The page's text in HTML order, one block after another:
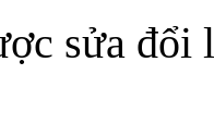
sửa đổi